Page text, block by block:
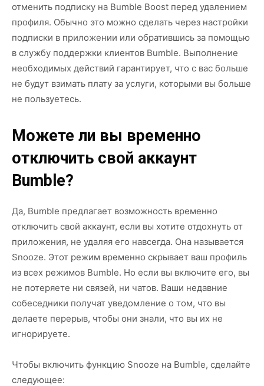
отменить подписку на Bumble Boost перед удалением
профиля. Обычно это можно сделать через настройки
подписки в приложении или обратившись за помощью
в службу поддержки клиентов Bumble. Выполнение
необходимых действий гарантирует, что с вас больше
не будут взимать плату за услуги, которыми вы больше
не пользуетесь.
Можете ли вы временно
отключить свой аккаунт
Bumble?
Да, Bumble предлагает возможность временно
отключить свой аккаунт, если вы хотите отдохнуть от
приложения, не удаляя его навсегда. Она называется
Snooze. Этот режим временно скрывает ваш профиль
из всех режимов Bumble. Но если вы включите его, вы
не потеряете ни связей, ни чатов. Ваши недавние
собеседники получат уведомление о том, что вы
делаете перерыв, чтобы они знали, что вы их не
игнорируете.
Чтобы включить функцию Snooze на Bumble, сделайте
следующее: